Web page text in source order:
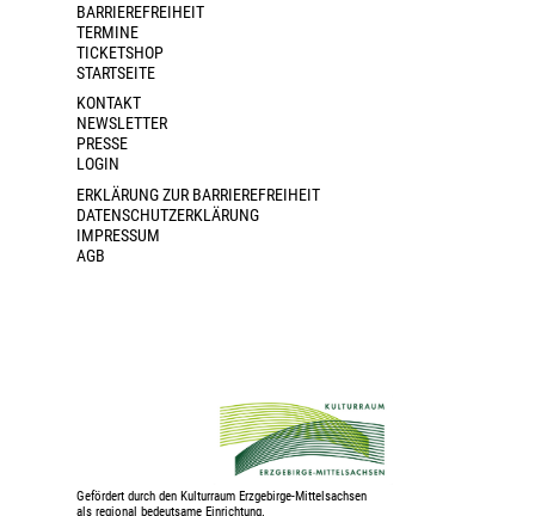
BARRIEREFREIHEIT
TERMINE
TICKETSHOP
STARTSEITE
KONTAKT
NEWSLETTER
PRESSE
LOGIN
ERKLÄRUNG ZUR BARRIEREFREIHEIT
DATENSCHUTZERKLÄRUNG
IMPRESSUM
AGB
Gefördert durch den Kulturraum Erzgebirge-Mittelsachsen
als regional bedeutsame Einrichtung.